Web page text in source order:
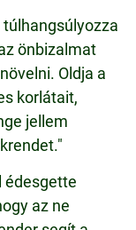
önbizalmat
Oldja a
korlátait,
jellem
édesgette
az ne